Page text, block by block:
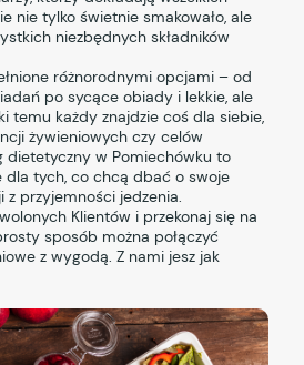
nie tylko świetnie smakowało, ale
niezbędnych składników
różnorodnymi opcjami – od
po sycące obiady i lekkie, ale
temu każdy znajdzie coś dla siebie,
żywieniowych czy celów
dietetyczny w Pomiechówku to
dla tych, co chcą dbać o swoje
z przyjemności jedzenia.
Klientów i przekonaj się na
sposób można połączyć
z wygodą. Z nami jesz jak